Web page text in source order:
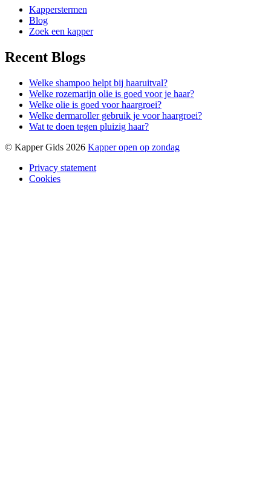
Kapperstermen
Blog
Zoek een kapper
Recent Blogs
Welke shampoo helpt bij haaruitval?
Welke rozemarijn olie is goed voor je haar?
Welke olie is goed voor haargroei?
Welke dermaroller gebruik je voor haargroei?
Wat te doen tegen pluizig haar?
© Kapper Gids 2026 Kapper open op zondag
Privacy statement
Cookies